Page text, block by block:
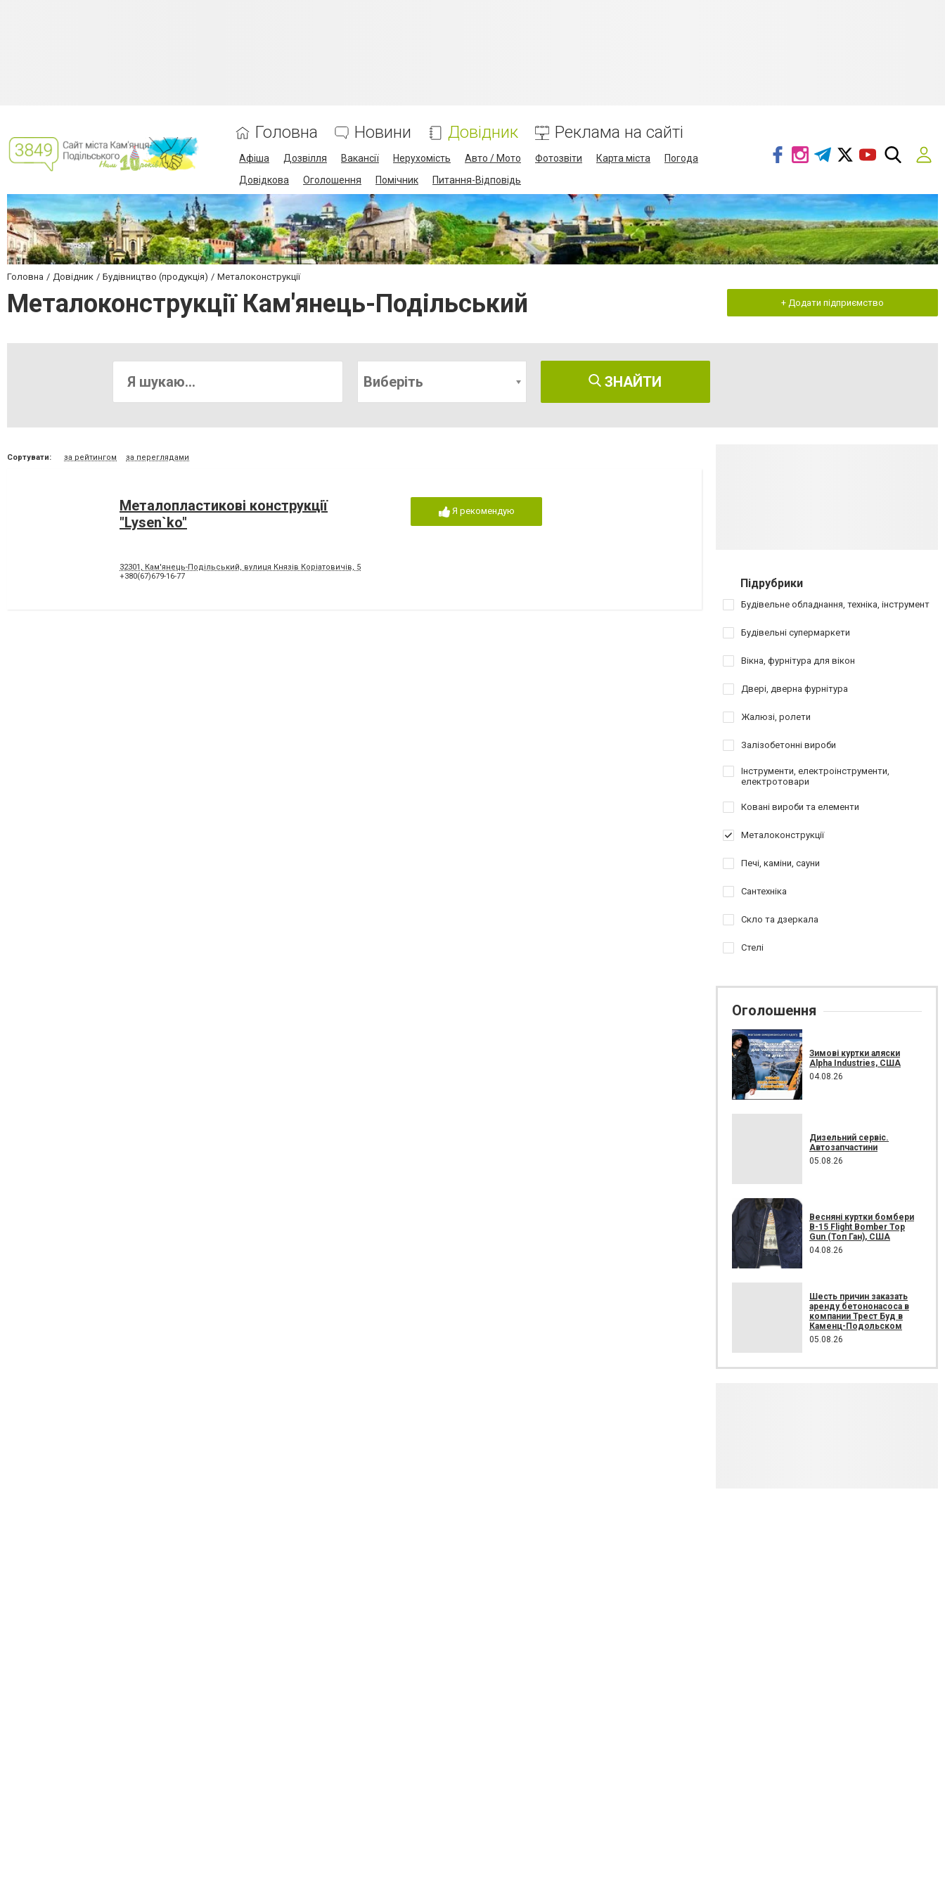
Головна Новини Довідник Реклама на сайті
Афіша Дозвілля Вакансії Нерухомість Авто / Мото Фотозвіти Карта міста
Погода
Довідкова
Оголошення Помічник Питання-Відповідь
Головна Довідник Будівництво (продукція) Металоконструкції
Металоконструкції Кам'янець-Подільський + Додати підприємство
Виберіть ЗНАЙТИ
Сортувати: за рейтингом за переглядами
Металопластикові конструкції
"Lysen`ko"
32301, Кам'янець-Подільський, вулиця Князів Коріатовичів, 5
+380(67)679-16-77
Я рекомендую
Підрубрики
Будівельне обладнання, техніка, інструмент
Будівельні супермаркети
Вікна, фурнітура для вікон
Двері, дверна фурнітура
Жалюзі, ролети
Залізобетонні вироби
Інструменти, електроінструменти,
електротовари
Ковані вироби та елементи
Металоконструкції
Печі, каміни, сауни
Сантехніка
Скло та дзеркала
Стелі
Оголошення
Зимові куртки аляски
Alpha Industries, США
04.08.26
Дизельний сервіс.
Автозапчастини
05.08.26
Весняні куртки бомбери
B-15 Flight Bomber Top
Gun (Топ Ган), США
04.08.26
Шесть причин заказать
аренду бетононасоса в
компании Трест Буд в
Каменц-Подольском
05.08.26